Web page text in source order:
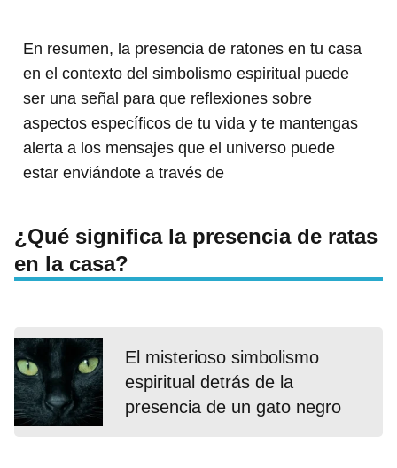
En resumen, la presencia de ratones en tu casa
en el contexto del simbolismo espiritual puede
ser una señal para que reflexiones sobre
aspectos específicos de tu vida y te mantengas
alerta a los mensajes que el universo puede
estar enviándote a través de
¿Qué significa la presencia de ratas
en la casa?
El misterioso simbolismo
espiritual detrás de la
presencia de un gato negro